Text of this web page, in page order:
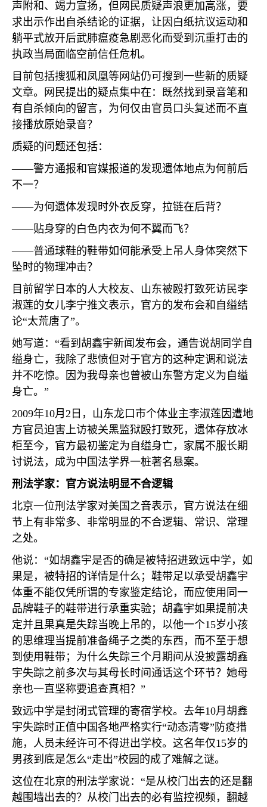
声附和、竭力宣扬，但网民质疑声浪更加高涨，要
求出示作出自杀结论的证据，让因白纸抗议运动和
躺平式放开后武肺瘟疫急剧恶化而受到沉重打击的
执政当局面临空前信任危机。
目前包括搜狐和凤凰等网站仍可搜到一些新的质疑
文章。网民提出的疑点集中在：既然找到录音笔和
有自杀倾向的留言，为何仅由官员口头复述而不直
接播放原始录音？
质疑的问题还包括：
——警方通报和官媒报道的发现遗体地点为何前后
不一？
——为何遗体发现时外衣反穿，拉链在后背？
——贴身穿的白色内衣为何不翼而飞？
——普通球鞋的鞋带如何能承受上吊人身体突然下
坠时的物理冲击？
目前留学日本的人大校友、山东被殴打致死访民李
淑莲的女儿李宁推文表示，官方的发布会和自缢结
论“太荒唐了”。
她写道：“看到胡鑫宇新闻发布会，通告说胡同学自
缢身亡，我除了悲愤但对于官方的这种定调和说法
并不吃惊。因为我母亲也曾被山东警方定义为自缢
身亡。”
2009年10月 2 日，山东龙口市个体业主李淑莲因遭地
方官员迫害上访被关黑监狱殴打致死，遗体存放冰
柜至今，官方最初鉴定为自缢身亡，家属不服长期
讨说法，成为中国法学界一桩著名悬案。
刑法学家：官方说法明显不合逻辑
北京一位刑法学家对美国之音表示，官方说法在细
节上有非常多、非常明显的不合逻辑、常识、常理
之处。
他说：“如胡鑫宇是否的确是被特招进致远中学，如
果是，被特招的详情是什么；鞋带足以承受胡鑫宇
体重不能仅凭所谓的专家鉴定结论，而应使用同一
品牌鞋子的鞋带进行承重实验；胡鑫宇如果提前决
定并且果真是失踪当晚上吊的，以他一个15岁小孩
的思维理当提前准备绳子之类的东西，而不至于想
到使用鞋带；为什么失踪三个月期间从没披露胡鑫
宇失踪之前多次与其母长时间通话这个环节？她母
亲也一直坚称要追查真相？”
致远中学是封闭式管理的寄宿学校。去年10月胡鑫
宇失踪时正值中国各地严格实行“动态清零”防疫措
施，人员未经许可不得进出学校。这名年仅15岁的
男孩到底是怎么“走出”校园的成了难解之谜。
这位在北京的刑法学家说：“是从校门出去的还是翻
越围墙出去的？从校门出去的必有监控视频，翻越